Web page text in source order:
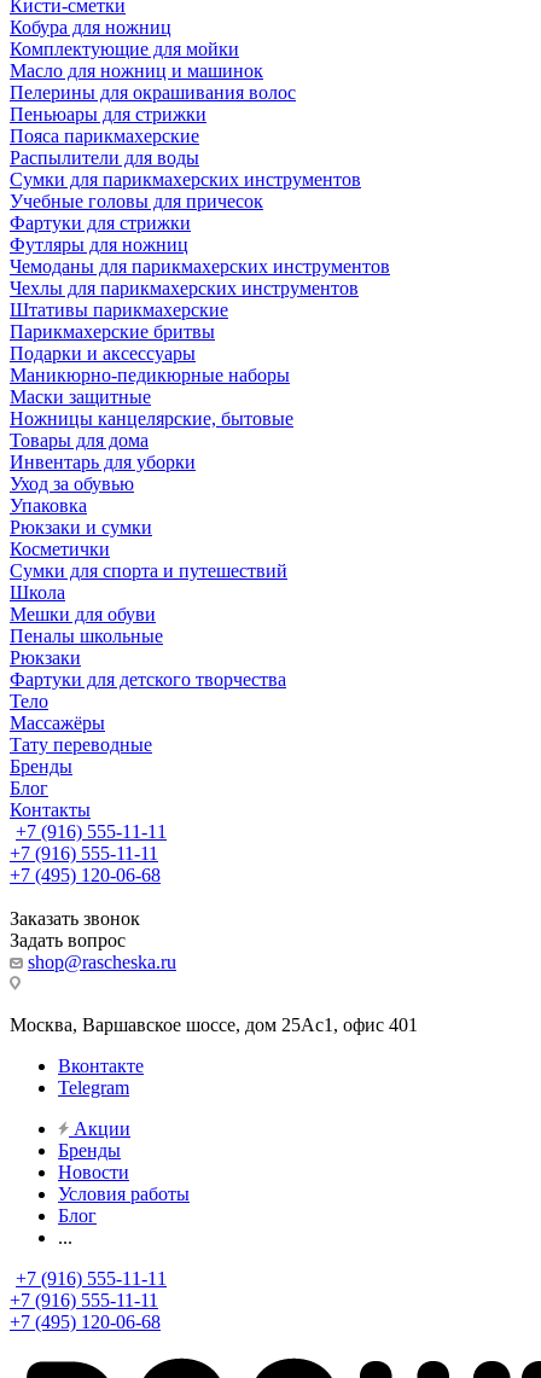
Кисти-сметки
Кобура для ножниц
Комплектующие для мойки
Масло для ножниц и машинок
Пелерины для окрашивания волос
Пеньюары для стрижки
Пояса парикмахерские
Распылители для воды
Сумки для парикмахерских инструментов
Учебные головы для причесок
Фартуки для стрижки
Футляры для ножниц
Чемоданы для парикмахерских инструментов
Чехлы для парикмахерских инструментов
Штативы парикмахерские
Парикмахерские бритвы
Подарки и аксессуары
Маникюрно-педикюрные наборы
Маски защитные
Ножницы канцелярские, бытовые
Товары для дома
Инвентарь для уборки
Уход за обувью
Упаковка
Рюкзаки и сумки
Косметички
Сумки для спорта и путешествий
Школа
Мешки для обуви
Пеналы школьные
Рюкзаки
Фартуки для детского творчества
Тело
Массажёры
Тату переводные
Бренды
Блог
Контакты
+7 (916) 555-11-11
+7 (916) 555-11-11
+7 (495) 120-06-68
Заказать звонок
Задать вопрос
shop@rascheska.ru
Москва, Варшавское шоссе, дом 25Аc1, офис 401
Вконтакте
Telegram
Акции
Бренды
Новости
Условия работы
Блог
...
+7 (916) 555-11-11
+7 (916) 555-11-11
+7 (495) 120-06-68